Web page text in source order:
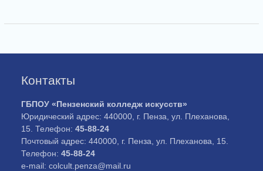
Контакты
ГБПОУ «Пензенский колледж искусств»
Юридический адрес: 440000, г. Пенза, ул. Плеханова,
15. Телефон:45-88-24
Почтовый адрес: 440000, г. Пенза, ул. Плеханова, 15.
Телефон:45-88-24
e-mail: colcult.penza@mail.ru